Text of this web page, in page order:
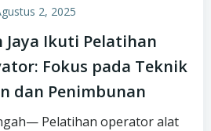
2, 2025
Jaya Ikuti Pelatihan
Fokus pada Teknik
dan Penimbunan
Pelatihan operator alat